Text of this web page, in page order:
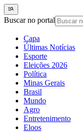
Buscar no portal
Capa
Últimas Notícias
Esporte
Eleições 2026
Política
Minas Gerais
Brasil
Mundo
Agro
Entretenimento
Eloos